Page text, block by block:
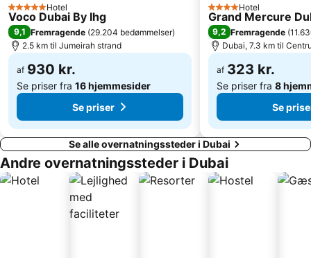
Dubai Creek Golf & Yacht Club
Al Fahidi Metro Station
Forenede Arabiske Emiraters indkøbscenter
Deira Corniche
5 StjernerHotel
Voco Dubai By Ihg
9,1 Fremragende (29.204 bedømmelser)
2.5 km til Jumeirah strand
af 930 kr.
Se priser fra 16 hjemmesider
Se priser
4 Stjerner
Hotel
Grand Mercure
9,2 Fremragende (
Dubai, 7.3 km til
af 323 kr.
Se priser fra 8
Se
Se alle overnatningssteder i Dubai
Andre overnatningssteder i Dubai